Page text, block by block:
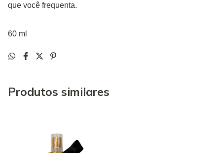
que você frequenta.
60 ml
Produtos similares